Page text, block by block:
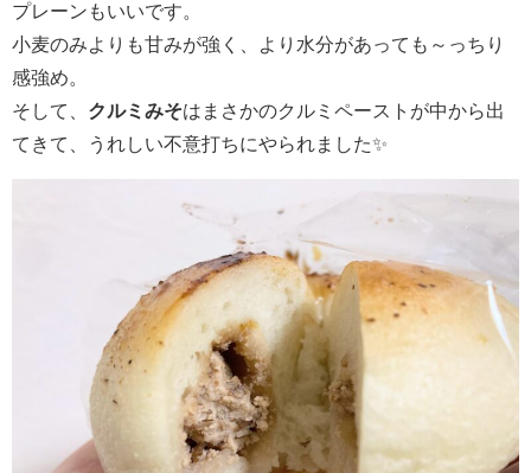
プレーンもいいです。
小麦のみよりも甘みが強く、より水分があっても～っちり
感強め。
そして、 クルミみそはまさかのクルミペーストが中から出
てきて、うれしい不意打ちにやられました✨